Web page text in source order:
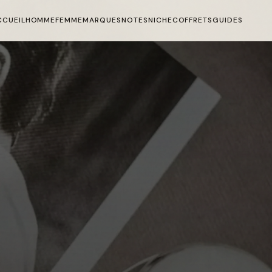
HOMMEFEMMEMARQUESNOTESNICHECOFFRETSGUIDES